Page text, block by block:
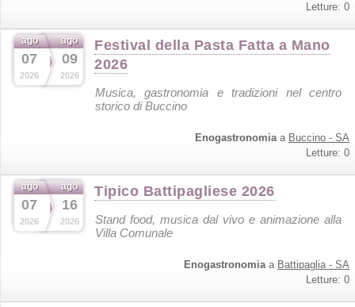
Letture: 0
ago
07
2026
ago
09
2026
Festival della Pasta Fatta a Mano
2026
Musica, gastronomia e tradizioni nel centro
storico di Buccino
Enogastronomiaa Buccino - SA
Letture: 0
ago
07
2026
ago
16
2026
Tipico Battipagliese 2026
Stand food, musica dal vivo e animazione alla
Villa Comunale
Enogastronomiaa Battipaglia - SA
Letture: 0